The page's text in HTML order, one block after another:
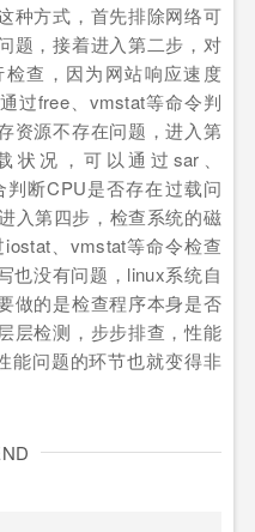
种方式，首先排除网络可
题，接着进入第二步，对
查，因为网站响应速度
过free、vmstat等命令判
资源不存在问题，进入第
状况，可以通过sar、
断CPU是否存在过载问
入第四步，检查系统的磁
、vmstat等命令检查
也没有问题，linux系统自
做的是检查程序本身是否
层检测，步步排查，性能
能问题的环节也就变得非